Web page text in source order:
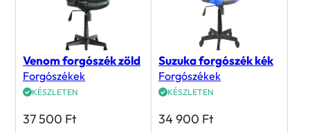
Venom forgószék zöld
Forgószékek
KÉSZLETEN
37 500 Ft
Suzuka forgószék kék
Forgószékek
KÉSZLETEN
34 900 Ft